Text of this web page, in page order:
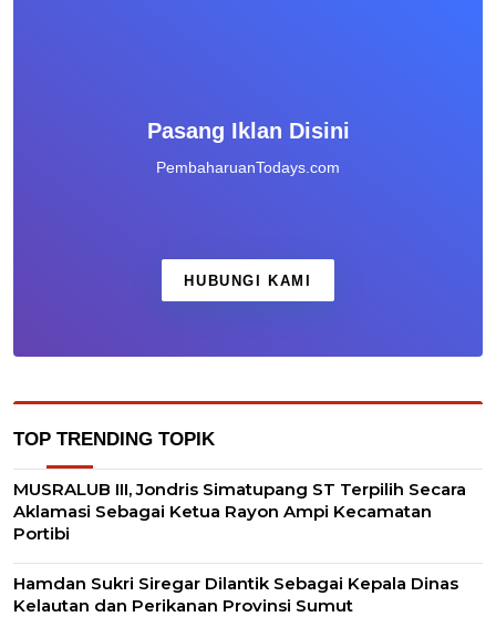
Pasang Iklan Disini
PembaharuanTodays.com
HUBUNGI KAMI
TOP TRENDING TOPIK
MUSRALUB III, Jondris Simatupang ST Terpilih Secara
Aklamasi Sebagai Ketua Rayon Ampi Kecamatan
Portibi
Hamdan Sukri Siregar Dilantik Sebagai Kepala Dinas
Kelautan dan Perikanan Provinsi Sumut